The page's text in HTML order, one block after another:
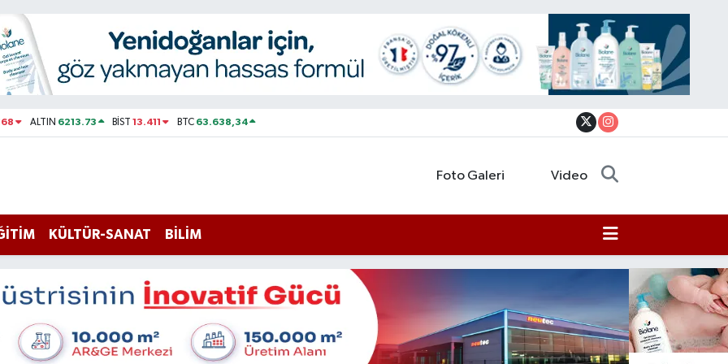
ALTIN 6213.73 BİST13.411 BTC 63.638,34
Foto Galeri Video
KÜLTÜR-SANAT BİLİM